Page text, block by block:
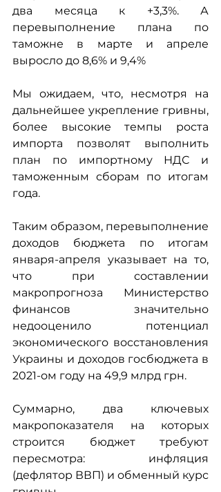
два месяца к +3,3%. А
перевыполнение плана по
таможне в марте и апреле
выросло до 8,6% и 9,4%
Мы ожидаем, что, несмотря на
дальнейшее укрепление гривны,
более высокие темпы роста
импорта позволят выполнить
план по импортному НДС и
таможенным сборам по итогам
года.
Таким образом, перевыполнение
доходов бюджета по итогам
января-апреля указывает на то,
что при составлении
макропрогноза Министерство
финансов значительно
недооценило потенциал
экономического восстановления
Украины и доходов госбюджета в
2021-ом году на 49,9 млрд грн.
Суммарно, два ключевых
макропоказателя на которых
строится бюджет требуют
пересмотра: инфляция
(дефлятор ВВП) и обменный курс